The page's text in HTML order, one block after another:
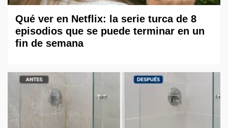
Qué ver en Netflix: la serie turca de 8
episodios que se puede terminar en un
fin de semana